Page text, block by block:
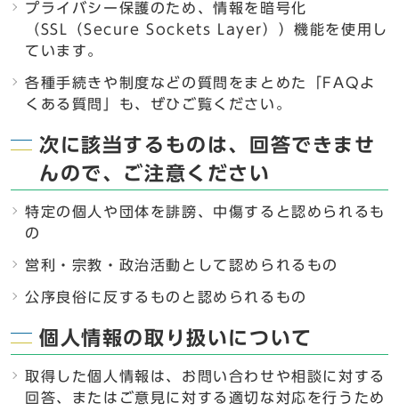
プライバシー保護のため、情報を暗号化
（SSL（Secure Sockets Layer））機能を使用し
ています。
各種手続きや制度などの質問をまとめた「FAQよ
くある質問」も、ぜひご覧ください。
次に該当するものは、回答できませ
んので、ご注意ください
特定の個人や団体を誹謗、中傷すると認められるも
の
営利・宗教・政治活動として認められるもの
公序良俗に反するものと認められるもの
個人情報の取り扱いについて
取得した個人情報は、お問い合わせや相談に対する
回答、またはご意見に対する適切な対応を行うため